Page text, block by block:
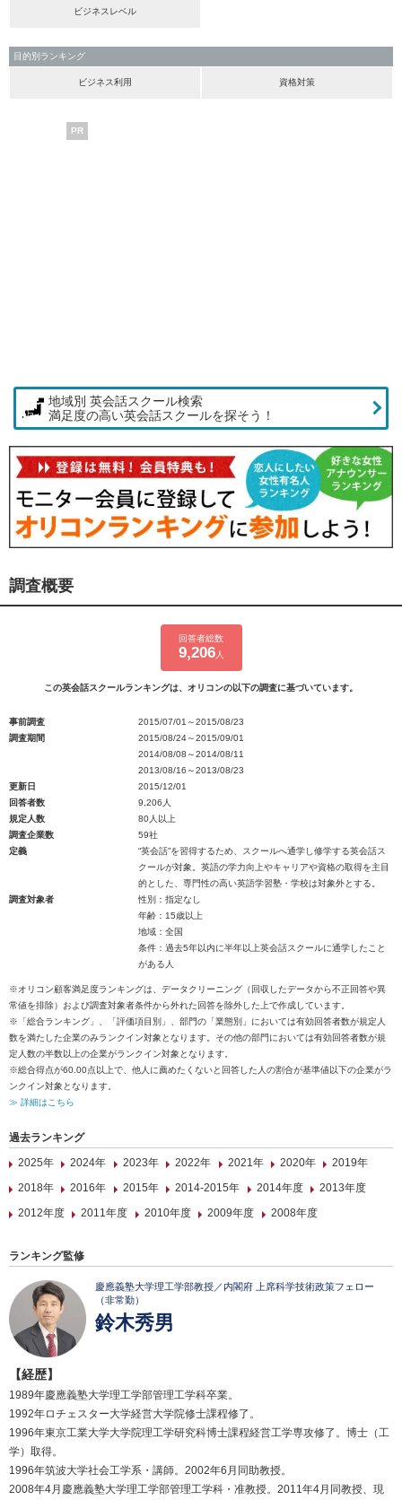
ビジネスレベル
目的別ランキング
ビジネス利用 資格対策
PR
地域別 英会話スクール検索
満足度の高い英会話スクールを探そう！
調査概要
回答者総数
9,206人
この英会話スクールランキングは、オリコンの以下の調査に基づいています。
事前調査
2015/07/01～2015/08/23
調査期間
2015/08/24～2015/09/01
2014/08/08～2014/08/11
2013/08/16～2013/08/23
更新日
2015/12/01
回答者数
9,206人
規定人数
80人以上
調査企業数
59社
定義
“英会話”を習得するため、スクールへ通学し修学する英会話ス
クールが対象。英語の学力向上やキャリアや資格の取得を主目
的とした、専門性の高い英語学習塾・学校は対象外とする。
調査対象者
性別：指定なし
年齢：15歳以上
地域：全国
条件：過去5年以内に半年以上英会話スクールに通学したこと
がある人
※オリコン顧客満足度ランキングは、データクリーニング（回収したデータから不正回答や異
常値を排除）および調査対象者条件から外れた回答を除外した上で作成しています。
※「総合ランキング」、「評価項目別」、部門の「業態別」においては有効回答者数が規定人
数を満たした企業のみランクイン対象となります。その他の部門においては有効回答者数が規
定人数の半数以上の企業がランクイン対象となります。
※総合得点が60.00点以上で、他人に薦めたくないと回答した人の割合が基準値以下の企業がラ
ンクイン対象となります。
≫ 詳細はこちら
過去ランキング
2025年
2024年 2023年 2022年 2021年 2020年
2019年
2018年
2016年 2015年 2014-2015年 2014年度
2013年度
2012年度
2011年度 2010年度 2009年度 2008年度
ランキング監修
慶應義塾大学理工学部教授／内閣府 上席科学技術政策フェロー
（非常勤）
鈴木秀男
【経歴】
1989年慶應義塾大学理工学部管理工学科卒業。
1992年ロチェスター大学経営大学院修士課程修了。
1996年東京工業大学大学院理工学研究科博士課程経営工学専攻修了。博士（工
学）取得。
1996年筑波大学社会工学系・講師。2002年6月同助教授。
2008年4月慶應義塾大学理工学部管理工学科・准教授。2011年4月同教授、現